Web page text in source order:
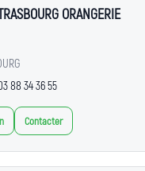
ORANGERIE
88 34 36 55
Contacter